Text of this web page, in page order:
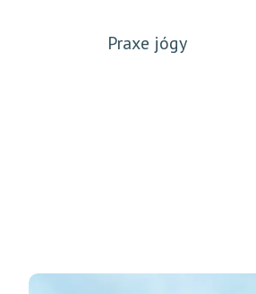
Praxe jógy